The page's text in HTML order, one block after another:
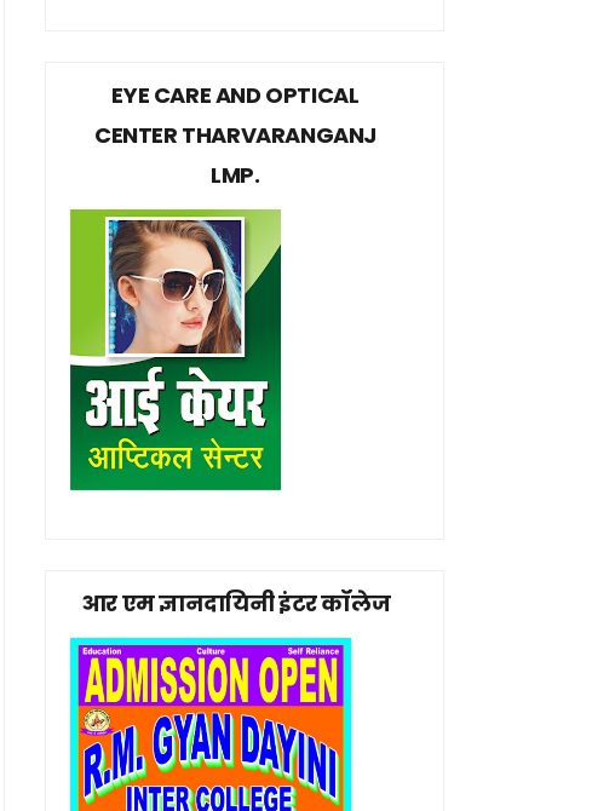
EYE CARE AND OPTICAL
CENTER THARVARANGANJ
LMP.
आर एम ज्ञानदायिनी इंटर कॉलेज